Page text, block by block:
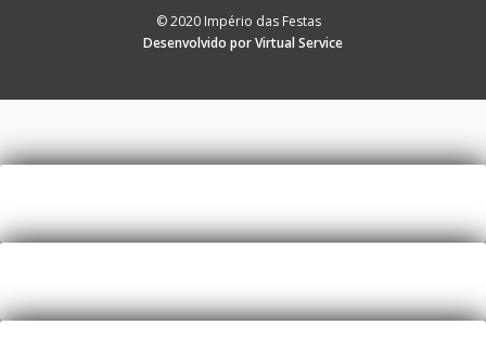
© 2020 Império das Festas
Desenvolvido por Virtual Service